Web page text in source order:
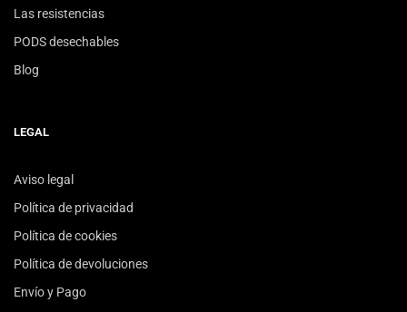
Las resistencias
PODS desechables
Blog
LEGAL
Aviso legal
Política de privacidad
Política de cookies
Política de devoluciones
Envío y Pago